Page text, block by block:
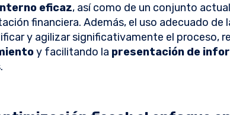
eficaz, así como de un conjunto
financiera. Además, el uso adecuado de
y agilizar significativamente el proceso,
y facilitando la presentación de